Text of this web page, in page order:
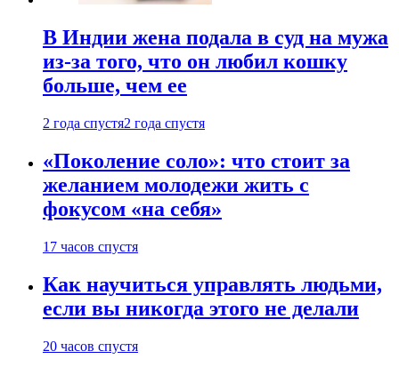
В Индии жена подала в суд на мужа
из-за того, что он любил кошку
больше, чем ее
2 года спустя2 года спустя
«Поколение соло»: что стоит за
желанием молодежи жить с
фокусом «на себя»
17 часов спустя
Как научиться управлять людьми,
если вы никогда этого не делали
20 часов спустя